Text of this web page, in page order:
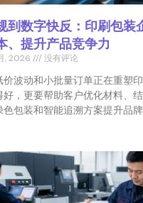
到数字快反：印刷包装
、提升产品竞争力
, 2026 没有评论
价波动和小批量订单正在重塑
好，更要帮助客户优化材料、
包装和智能追溯方案提升品牌